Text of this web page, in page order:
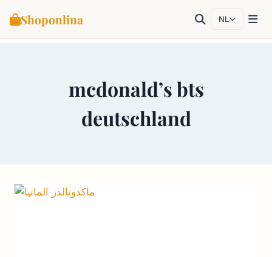
Shoponlina NL
mcdonald’s bts
deutschland